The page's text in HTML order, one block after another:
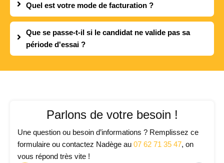
Quel est votre mode de facturation ?
Que se passe-t-il si le candidat ne valide pas sa
période d'essai ?
Parlons de votre besoin !
Une question ou besoin d’informations ? Remplissez ce
formulaire ou contactez Nadège au 07 62 71 35 47, on
vous répond très vite !